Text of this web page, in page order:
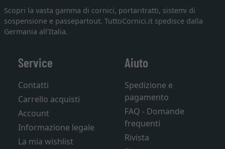
Scopri la vasta gamma di cornici, portaritratti, sistemi di
sospensione e passepartout. TuttoCornici.it spedisce dalla
Germania all'Italia.
Service
Contatti
Carrello acquisti
Account
Informazione legale
La mia wishlist
Aiuto
Spedizione e
pagamento
FAQ - Domande
frequenti
Rivista